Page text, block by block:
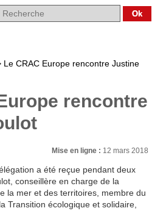
Le CRAC Europe rencontre Justine
rencontre
Mise en ligne : 12 mars 2018
a été reçue pendant deux
conseillère en charge de la
la mer et des territoires, membre du
Transition écologique et solidaire,